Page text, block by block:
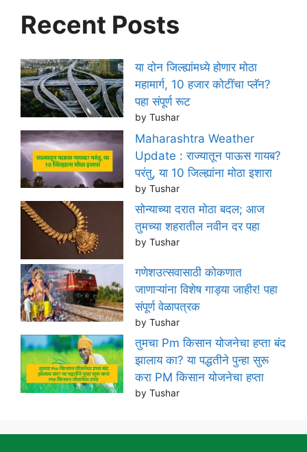
Recent Posts
या दोन जिल्ह्यांमध्ये होणार मोठा
महामार्ग, 10 हजार कोटींचा प्लॅन?
पहा संपूर्ण रूट
by Tushar
Maharashtra Weather
Update : राज्यातून पाऊस गायब?
परंतु, या 10 जिल्ह्यांना मोठा इशारा
by Tushar
सोन्याच्या दरात मोठा बदल; आज
तुमच्या शहरातील नवीन दर पहा
by Tushar
गणेशउत्सवासाठी कोकणात
जाणाऱ्यांना विशेष गाड्या जाहीर! पहा
संपूर्ण वेळापत्रक
by Tushar
तुमचा Pm किसान योजनेचा हप्ता बंद
झालाय का? या पद्धतीने पुन्हा सुरू
करा PM किसान योजनेचा हप्ता
by Tushar